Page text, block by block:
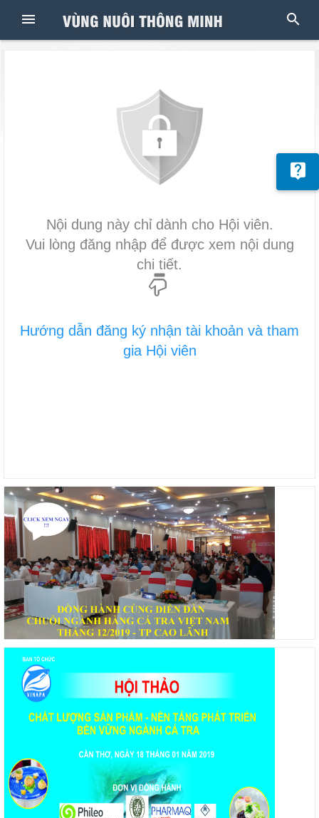
Nội dung này chỉ dành cho Hội viên.
Vui lòng đăng nhập để được xem nội dung
chi tiết.
Hướng dẫn đăng ký nhận tài khoản và tham
gia Hội viên